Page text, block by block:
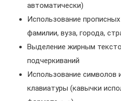
автоматически)
Использование
фамилии, вуза, города,
Выделение жирным
подчеркиваний
Использование символов
клавиатуры (кавычки